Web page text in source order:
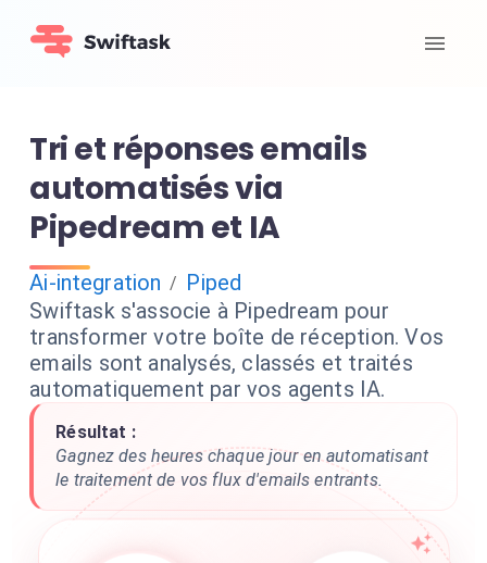
Tri et réponses emails
automatisés via
Pipedream et IA
Ai-integration / Piped
Swiftask s'associe à Pipedream pour
transformer votre boîte de réception. Vos
emails sont analysés, classés et traités
automatiquement par vos agents IA.
Résultat :
Gagnez des heures chaque jour en automatisant
le traitement de vos flux d'emails entrants.